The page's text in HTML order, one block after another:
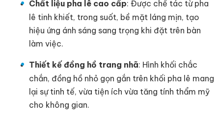
Chất liệu pha lê cao cấp: Được chế tác từ pha
lê tinh khiết, trong suốt, bề mặt láng mịn, tạo
hiệu ứng ánh sáng sang trọng khi đặt trên bàn
làm việc.
Thiết kế đồng hồ trang nhã: Hình khối chắc
chắn, đồng hồ nhỏ gọn gắn trên khối pha lê mang
lại sự tinh tế, vừa tiện ích vừa tăng tính thẩm mỹ
cho không gian.